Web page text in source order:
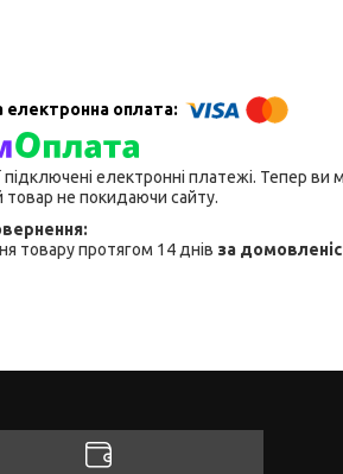
підключені електронні платежі. Тепер ви
товар не покидаючи сайту.
товару протягом 14 днів за